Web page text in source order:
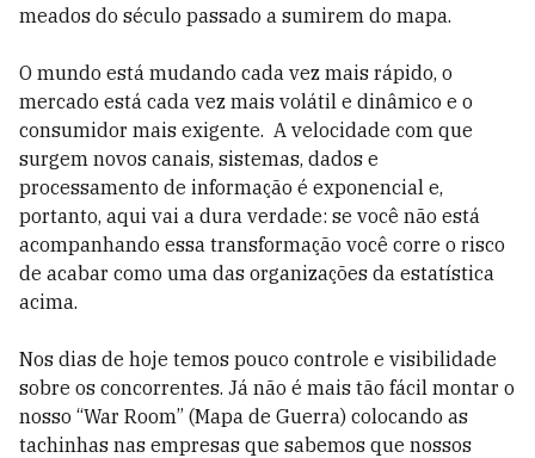
meados do século passado a sumirem do mapa.
O mundo está mudando cada vez mais rápido, o
mercado está cada vez mais volátil e dinâmico e o
consumidor mais exigente. A velocidade com que
surgem novos canais, sistemas, dados e
processamento de informação é exponencial e,
portanto, aqui vai a dura verdade: se você não está
acompanhando essa transformação você corre o risco
de acabar como uma das organizações da estatística
acima.
Nos dias de hoje temos pouco controle e visibilidade
sobre os concorrentes. Já não é mais tão fácil montar o
nosso “War Room” (Mapa de Guerra) colocando as
tachinhas nas empresas que sabemos que nossos